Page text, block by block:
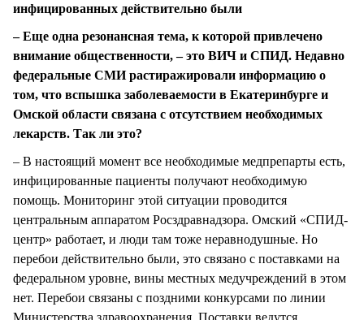
инфицированных действительно были
– Еще одна резонансная тема, к которой привлечено
внимание общественности, – это ВИЧ и СПИД. Недавно
федеральные СМИ растиражировали информацию о
том, что вспышка заболеваемости в Екатеринбурге и
Омской области связана с отсутствием необходимых
лекарств. Так ли это?
– В настоящий момент все необходимые медпрепарты есть,
инфицированные пациенты получают необходимую
помощь. Мониторинг этой ситуации проводится
центральным аппаратом Росздравнадзора. Омский «СПИД-
центр» работает, и люди там тоже неравнодушные. Но
перебои действительно были, это связано с поставками на
федеральном уровне, вины местных медучреждений в этом
нет. Перебои связаны с поздними конкурсами по линии
Министерства здравоохранения. Поставки ведутся